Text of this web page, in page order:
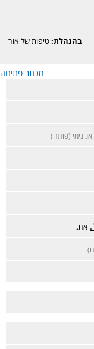
בהנהלת:טיפות של אור
מכתב פתיחה
אנונימי (פותח)
אח..